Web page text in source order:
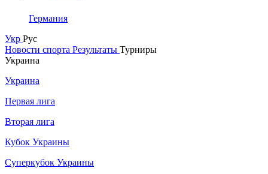
Германия
Укр Рус
Новости спорта Результаты Турниры
Украина
Украина
Первая лига
Вторая лига
Кубок Украины
Суперкубок Украины